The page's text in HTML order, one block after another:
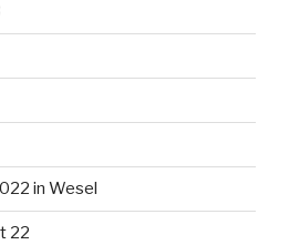
in Wesel
22